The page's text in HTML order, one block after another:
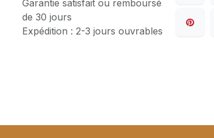
Garantie satisfait ou remboursé
de 30 jours
Expédition : 2-3 jours ouvrables